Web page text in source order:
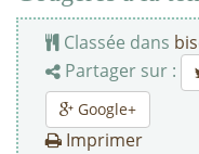
Classée dans
Partager sur :
Google+
Imprimer